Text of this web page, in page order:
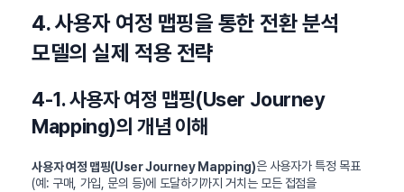
4. 사용자 여정 맵핑을 통한 전환 분석
모델의 실제 적용 전략
4-1. 사용자 여정 맵핑(User Journey
Mapping)의 개념 이해
사용자 여정 맵핑(User Journey Mapping)은 사용자가 특정 목표
(예: 구매, 가입, 문의 등)에 도달하기까지 거치는 모든 접점을